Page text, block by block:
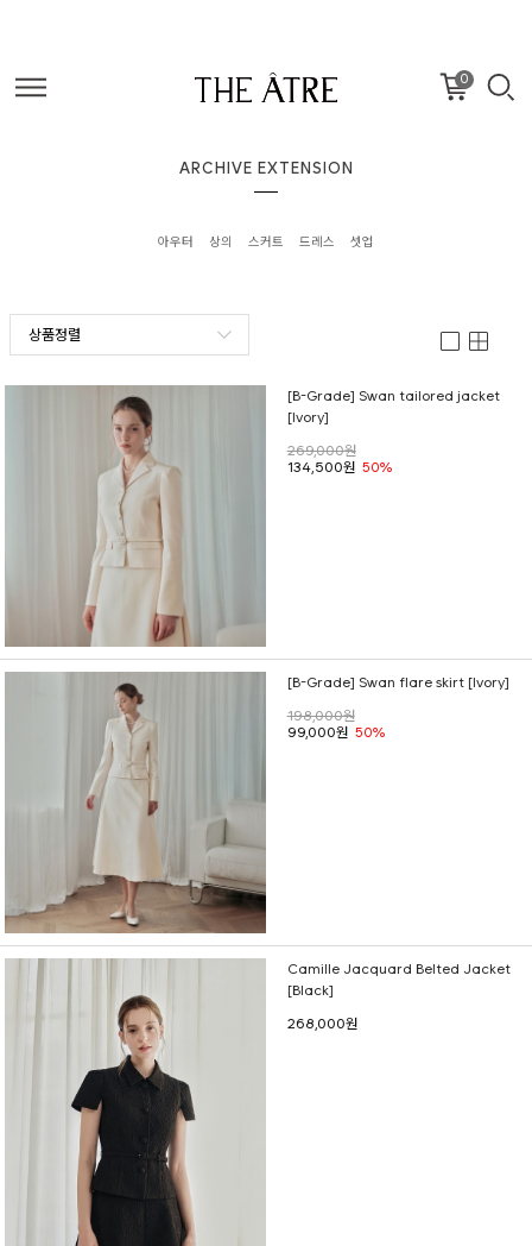
0
ARCHIVE EXTENSION
아우터 상의 스커트 드레스 셋업
상품정렬
[B-Grade] Swan tailored jacket
[Ivory]
269,000원
134,500원 50%
[B-Grade] Swan flare skirt [Ivory]
198,000원
99,000원 50%
Camille Jacquard Belted Jacket
[Black]
268,000원